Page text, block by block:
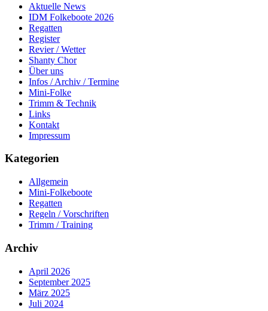
Aktuelle News
IDM Folkeboote 2026
Regatten
Register
Revier / Wetter
Shanty Chor
Über uns
Infos / Archiv / Termine
Mini-Folke
Trimm & Technik
Links
Kontakt
Impressum
Kategorien
Allgemein
Mini-Folkeboote
Regatten
Regeln / Vorschriften
Trimm / Training
Archiv
April 2026
September 2025
März 2025
Juli 2024